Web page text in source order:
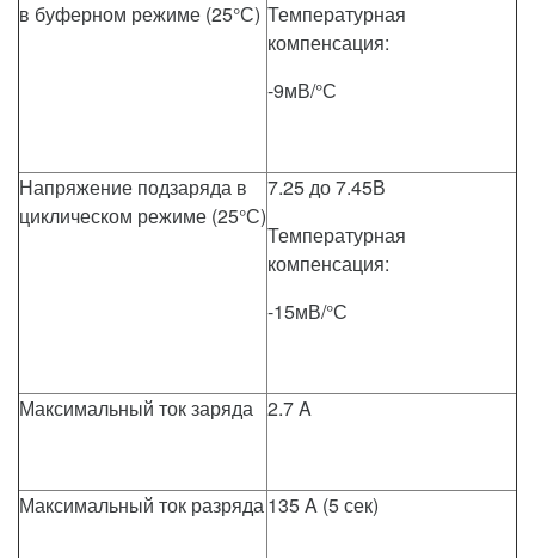
в буферном режиме (25°С) Температурная
компенсация:
-9мВ/°С
Напряжение подзаряда в
циклическом режиме (25°С)
7.25 до 7.45В
Температурная
компенсация:
-15мВ/°С
Максимальный ток заряда 2.7 A
Максимальный ток разряда135 A (5 сек)